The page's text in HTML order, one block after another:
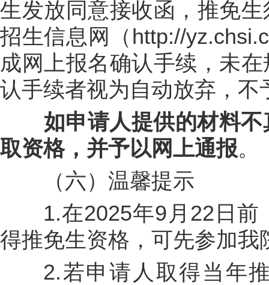
生发放同意接收函，推免
招生信息网（http://
成网上报名确认手续，未
认手续者视为自动放弃，不
如申请人提供的材料不
取资格，并予以网上通报。
（六）温馨提示
1.在2025年9月22日前
得推免生资格，可先参加我
2.若申请人取得当年推